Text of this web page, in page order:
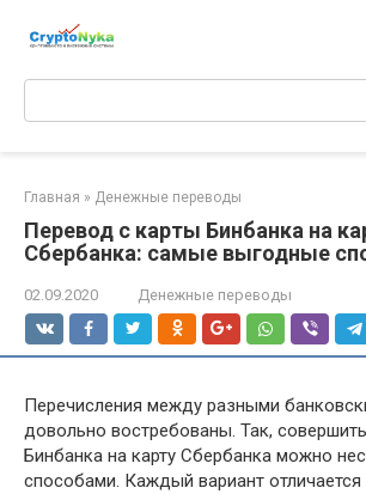
Главная » Денежные переводы
Перевод с карты Бинбанка на
Сбербанка: самые выгодные
02.09.2020 Денежные переводы
Перечисления между разными
довольно востребованы. Так,
Бинбанка на карту Сбербанка можно
способами. Каждый вариант отличается